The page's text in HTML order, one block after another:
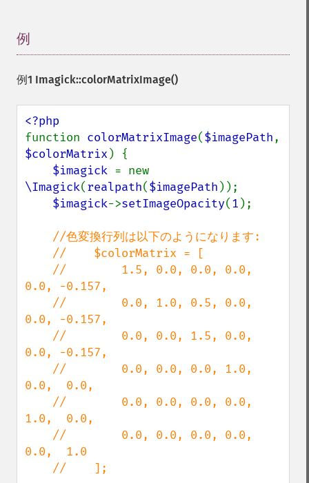
例
例1 Imagick::colorMatrixImage()
function colorMatrixImage($imagePath
$colorMatrix ) {
$imagick
\Imagick(realpath($imagePath ));
$imagick->setImageOpacity(1 );
//色変換行列は以下のようになります:
0.0, -0.157,
0.0, -0.157,
0.0, -0.157,
0.0,  0.0,
1.0,  0.0,
0.0,  1.0